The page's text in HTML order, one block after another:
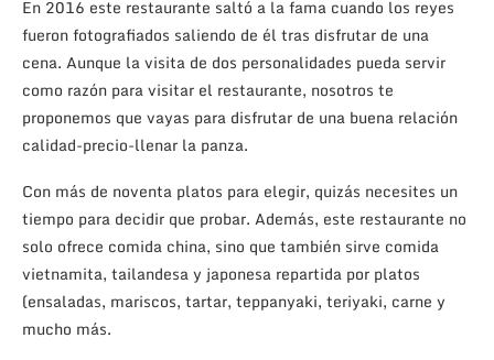
En 2016 este restaurante saltó a la fama cuando los reyes
fueron fotografiados saliendo de él tras disfrutar de una
cena. Aunque la visita de dos personalidades pueda servir
como razón para visitar el restaurante, nosotros te
proponemos que vayas para disfrutar de una buena relación
calidad-precio-llenar la panza.
Con más de noventa platos para elegir, quizás necesites un
tiempo para decidir que probar. Además, este restaurante no
solo ofrece comida china, sino que también sirve comida
vietnamita, tailandesa y japonesa repartida por platos
(ensaladas, mariscos, tartar, teppanyaki, teriyaki, carne y
mucho más.